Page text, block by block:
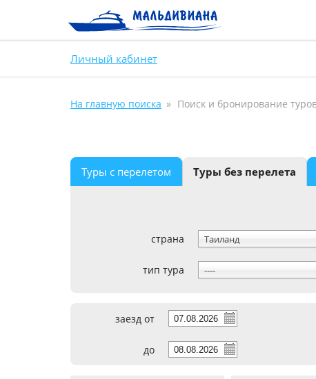
Личный кабинет
На главную поиска Поиск и бронирование
Туры с перелетом Туры без перелета
страна Таиланд
тип тура ----
заезд от
до